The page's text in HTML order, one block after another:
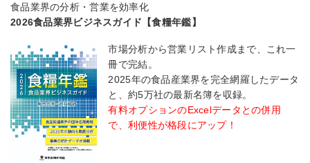
食品業界の分析・営業を効率化
2026食品業界ビジネスガイド【食糧年鑑】
市場分析から営業リスト作成まで、これ一
冊で完結。
2025年の食品産業界を完全網羅したデータ
と、約5万社の最新名簿を収録。
有料オプションのExcelデータとの併用
で、利便性が格段にアップ！